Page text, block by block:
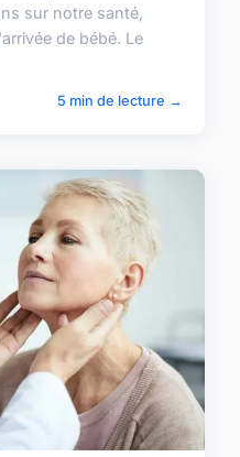
sur notre santé,
de bébé. Le
5 min de lecture →